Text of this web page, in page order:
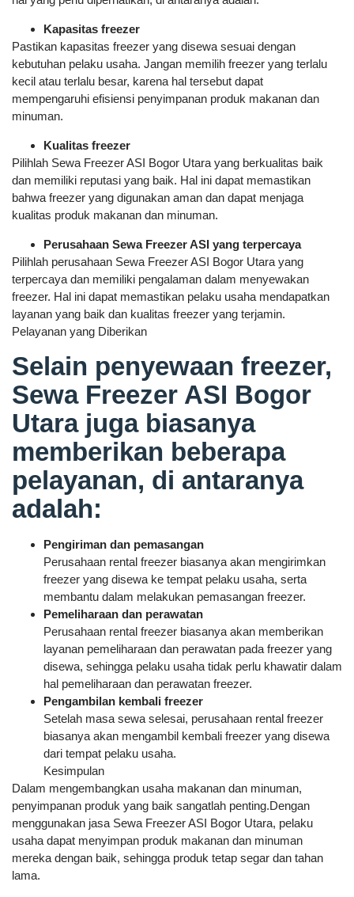
Kapasitas freezer
Pastikan kapasitas freezer yang disewa sesuai dengan
kebutuhan pelaku usaha. Jangan memilih freezer yang terlalu
kecil atau terlalu besar, karena hal tersebut dapat
mempengaruhi efisiensi penyimpanan produk makanan dan
minuman.
Kualitas freezer
Pilihlah Sewa Freezer ASI Bogor Utara yang berkualitas baik
dan memiliki reputasi yang baik. Hal ini dapat memastikan
bahwa freezer yang digunakan aman dan dapat menjaga
kualitas produk makanan dan minuman.
Perusahaan Sewa Freezer ASI yang terpercaya
Pilihlah perusahaan Sewa Freezer ASI Bogor Utara yang
terpercaya dan memiliki pengalaman dalam menyewakan
freezer. Hal ini dapat memastikan pelaku usaha mendapatkan
layanan yang baik dan kualitas freezer yang terjamin.
Pelayanan yang Diberikan
Selain penyewaan freezer,
Sewa Freezer ASI Bogor
Utara juga biasanya
memberikan beberapa
pelayanan, di antaranya
adalah:
Pengiriman dan pemasangan
Perusahaan rental freezer biasanya akan mengirimkan
freezer yang disewa ke tempat pelaku usaha, serta
membantu dalam melakukan pemasangan freezer.
Pemeliharaan dan perawatan
Perusahaan rental freezer biasanya akan memberikan
layanan pemeliharaan dan perawatan pada freezer yang
disewa, sehingga pelaku usaha tidak perlu khawatir dalam
hal pemeliharaan dan perawatan freezer.
Pengambilan kembali freezer
Setelah masa sewa selesai, perusahaan rental freezer
biasanya akan mengambil kembali freezer yang disewa
dari tempat pelaku usaha.
Kesimpulan
Dalam mengembangkan usaha makanan dan minuman,
penyimpanan produk yang baik sangatlah penting.Dengan
menggunakan jasa Sewa Freezer ASI Bogor Utara, pelaku
usaha dapat menyimpan produk makanan dan minuman
mereka dengan baik, sehingga produk tetap segar dan tahan
lama.